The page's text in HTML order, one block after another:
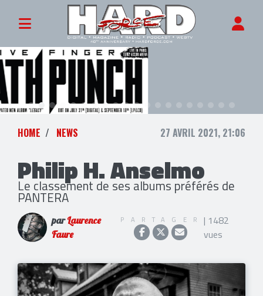
HOME NEWS 27 AVRIL 2021, 21:06
Philip H. Anselmo
Le classement de ses albums préférés de
PANTERA
parLaurence
Faure
PARTAGER | 1482
vues